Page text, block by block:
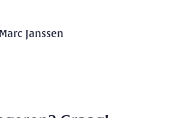
Marc Janssen